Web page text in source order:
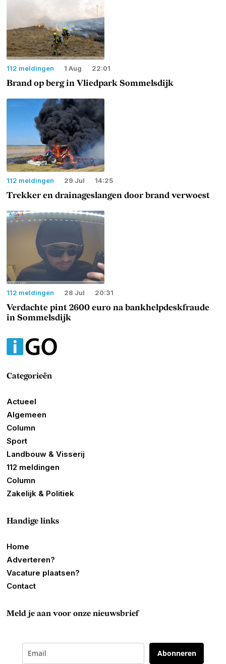
112 meldingen 1 Aug 22:01
Brand op berg in Vliedpark Sommelsdijk
112 meldingen 29 Jul 14:25
Trekker en drainageslangen door brand verwoest
112 meldingen 28 Jul 20:31
Verdachte pint 2600 euro na bankhelpdeskfraude
in Sommelsdijk
Categorieën
Actueel
Algemeen
Column
Sport
Landbouw & Visserij
112 meldingen
Column
Zakelijk & Politiek
Handige links
Home
Adverteren?
Vacature plaatsen?
Contact
Meld je aan voor onze nieuwsbrief
Abonneren